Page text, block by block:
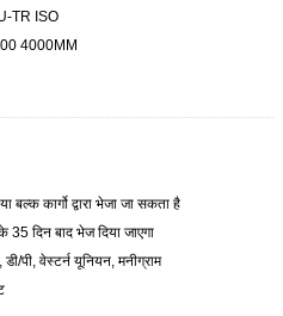
TR ISO
4000MM
बल्क कार्गो द्वारा भेजा जा सकता है
35 दिन बाद भेज दिया जाएगा
पी, वेस्टर्न यूनियन, मनीग्राम